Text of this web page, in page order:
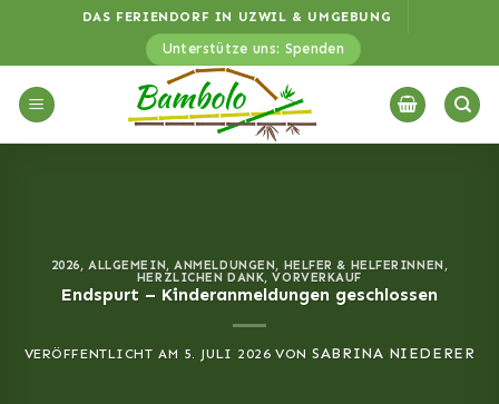
springen
DAS FERIENDORF IN UZWIL & UMGEBUNG
Unterstütze uns: Spenden
2026, ALLGEMEIN, ANMELDUNGEN, HELFER & HELFERINNEN,
HERZLICHEN DANK,VORVERKAUF
Endspurt – Kinderanmeldungen geschlossen
VERÖFFENTLICHT AM 5. JULI 2026 VONSABRINA NIEDERER